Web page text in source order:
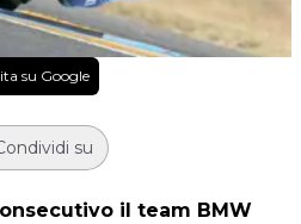
su Google
su
il team BMW